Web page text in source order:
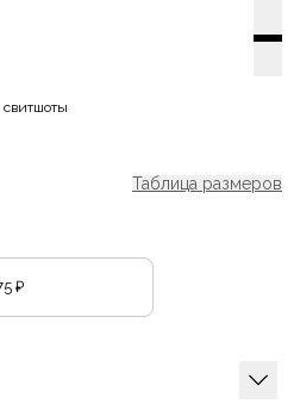
Таблица размеров
₽